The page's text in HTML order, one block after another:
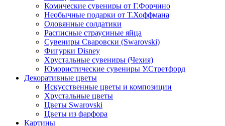
Комические сувениры от Г.Форчино
Необычные подарки от Т.Хоффмана
Оловянные солдатики
Расписные страусиные яйца
Сувениры Сваровски (Swarovski)
Фигурки Disney
Хрустальные сувениры (Чехия)
Юмористические сувениры У.Стретфорд
Декоративные цветы
Искусственные цветы и композиции
Хрустальные цветы
Цветы Swarovski
Цветы из фарфора
Картины